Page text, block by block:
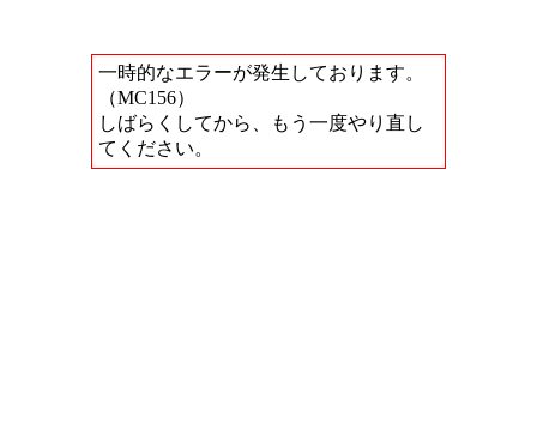
一時的なエラーが発生しております。
（MC156）
しばらくしてから、もう一度やり直し
てください。